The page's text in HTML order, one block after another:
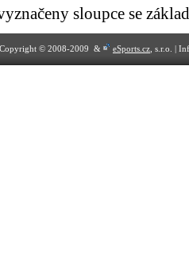
sloupce se
Copyright © 2008-2009 & eSports.cz , s.r.o. |